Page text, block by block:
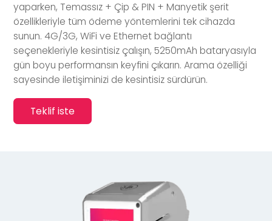
yaparken, Temassız + Çip & PIN + Manyetik şerit
özellikleriyle tüm ödeme yöntemlerini tek cihazda
sunun. 4G/3G, WiFi ve Ethernet bağlantı
seçenekleriyle kesintisiz çalışın, 5250mAh bataryasıyla
gün boyu performansın keyfini çıkarın. Arama özelliği
sayesinde iletişiminizi de kesintisiz sürdürün.
Teklif iste